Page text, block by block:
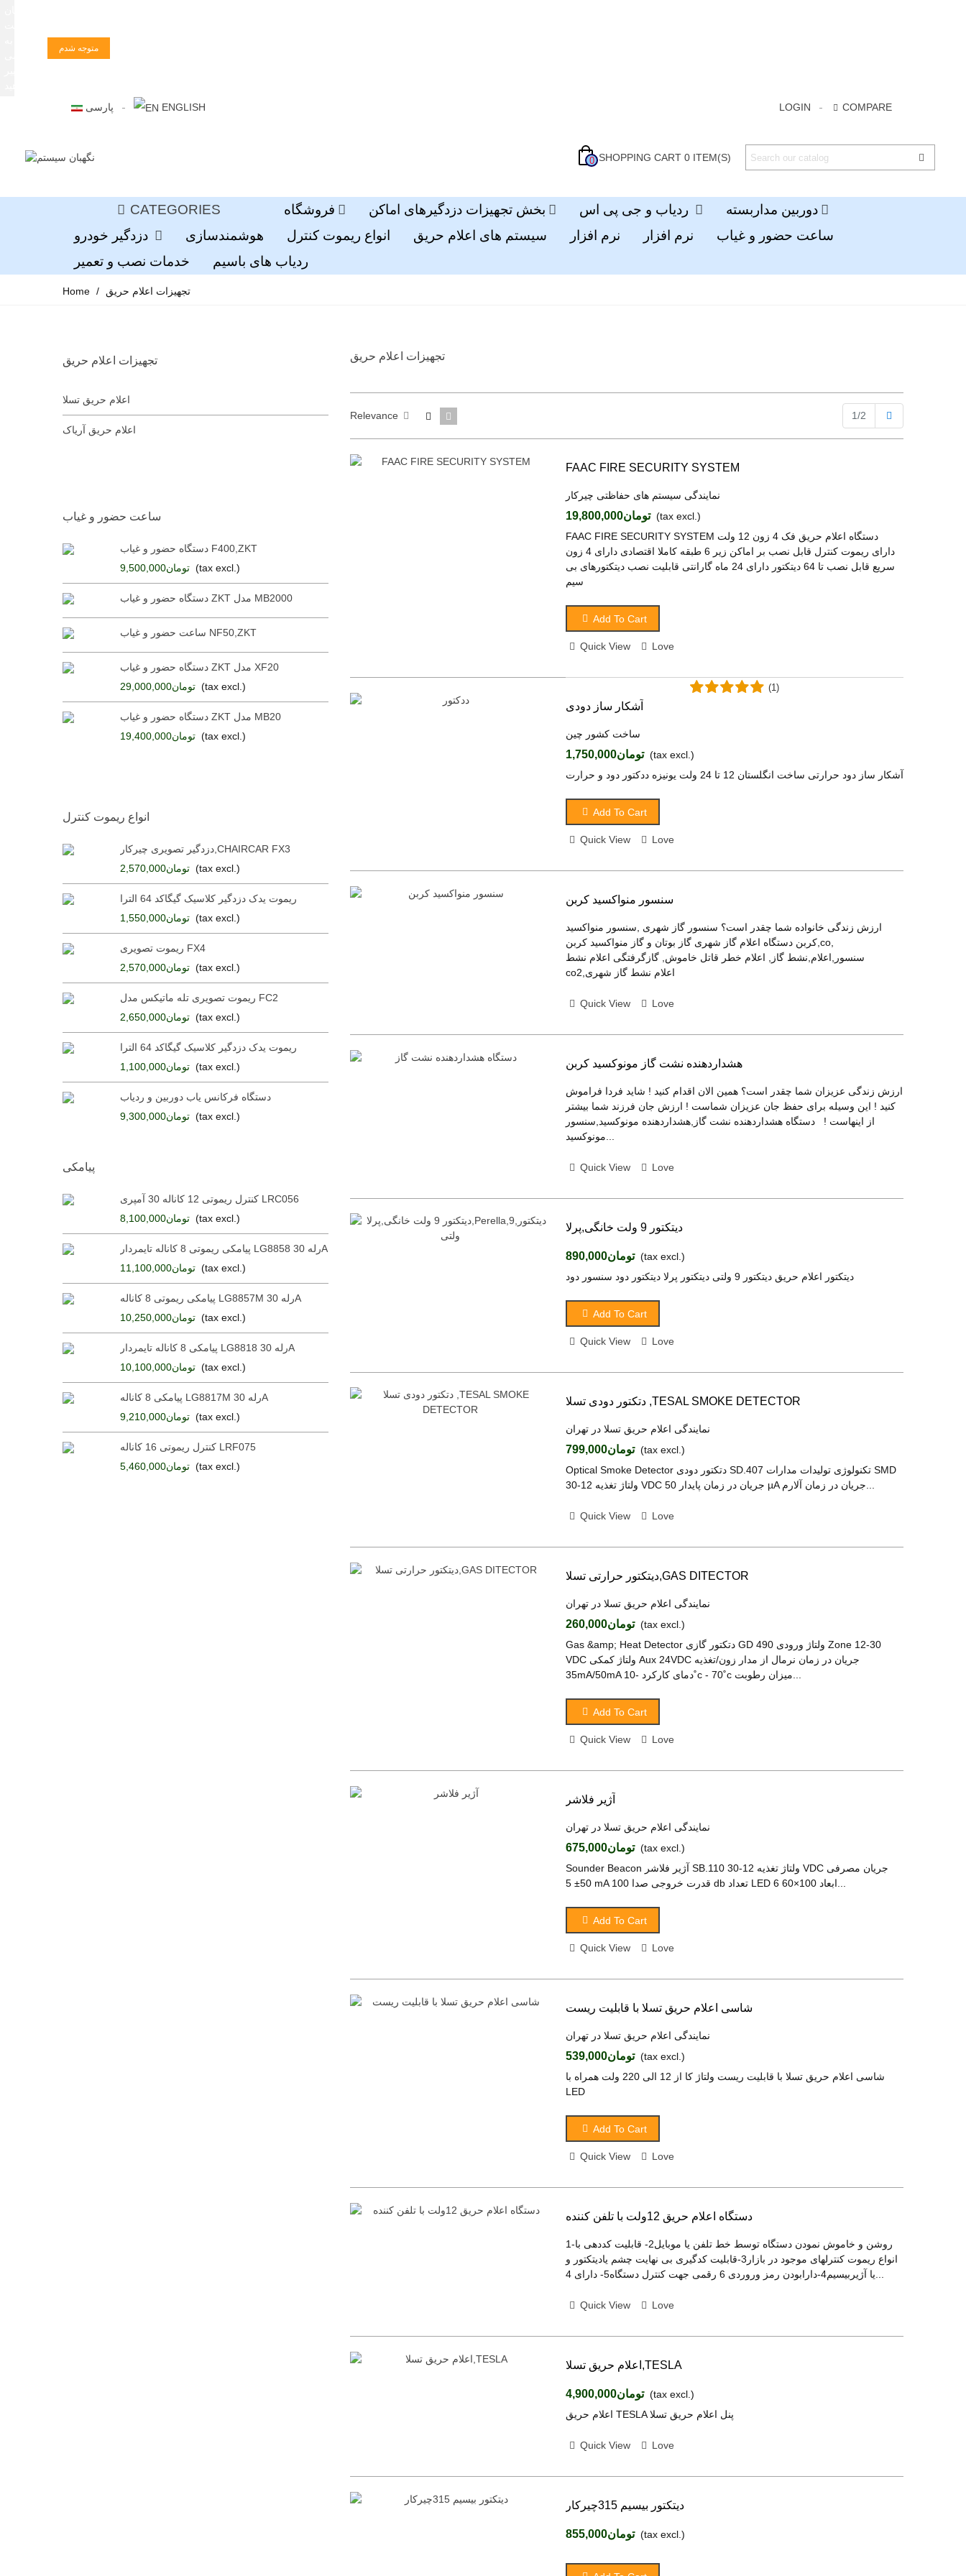
متوجه شدم
پارسی ENGLISH LOGIN COMPARE
0 SHOPPING CART 0 ITEM(S)
CATEGORIES فروشگاه بخش تجهیزات دزدگیرهای اماکن
دوربین مداربسته
هوشمندسازی انواع ریموت کنترل سیستم های اعلام حریق نرم افزار نرم افزار
ساعت حضور و غیاب
خدمات نصب و تعمیر
ردیاب های باسیم
Home / تجهیزات اعلام حریق
تجهیزات اعلام حریق
اعلام حریق تسلا
اعلام حریق آریاک
ساعت حضور و غیاب
دستگاه حضور و غیاب F400,ZKT
تومان9,500,000 (tax excl.)
دستگاه حضور و غیاب ZKT مدل MB2000
ساعت حضور و غیاب NF50,ZKT
دستگاه حضور و غیاب ZKT مدل XF20
تومان29,000,000 (tax excl.)
دستگاه حضور و غیاب ZKT مدل MB20
تومان19,400,000 (tax excl.)
انواع ریموت کنترل
دزدگیر تصویری چیرکار,CHAIRCAR FX3
تومان2,570,000 (tax excl.)
ریموت یدک دزدگیر کلاسیک گیگاکد 64 الترا
تومان1,550,000 (tax excl.)
ریموت تصویری FX4
تومان2,570,000 (tax excl.)
ریموت تصویری تله ماتیکس مدل FC2
تومان2,650,000 (tax excl.)
ریموت یدک دزدگیر کلاسیک گیگاکد 64 الترا
تومان1,100,000 (tax excl.)
دستگاه فرکانس یاب دوربین و ردیاب
تومان9,300,000 (tax excl.)
تومان3,300,000 (tax excl.)
ریموت دزدگیر فایروال
پیامکی
کنترل ریموتی 12 کاناله 30 آمپری LRC056
تومان8,100,000 (tax excl.)
پیامکی ریموتی 8 کاناله تایمردار LG8858 رله 30A
تومان11,100,000 (tax excl.)
پیامکی ریموتی 8 کاناله LG8857M رله 30A
تومان10,250,000 (tax excl.)
پیامکی 8 کاناله تایمردار LG8818 رله 30A
تومان10,100,000 (tax excl.)
پیامکی 8 کاناله LG8817M رله 30A
تومان9,210,000 (tax excl.)
کنترل ریموتی 16 کاناله LRF075
تومان5,460,000 (tax excl.)
کنترل ریموتی 12 کانال LRC055
تومان4,270,000 (tax excl.)
کنترل پیامکی 16 کاناله تایمردار LGFF12
تومان9,970,000
(tax excl.)
تجهیزات اعلام حریق
Relevance 1/2
FAAC FIRE SECURITY SYSTEM
نمایندگی سیستم های حفاظتی چیرکار
تومان19,800,000 (tax excl.)
FAAC FIRE SECURITY SYSTEM دستگاه اعلام حریق فک 4 زون 12 ولت
دارای ریموت کنترل قابل نصب بر اماکن زیر 6 طبقه کاملا اقتصادی دارای 4 زون
سریع قابل نصب تا 64 دیتکتور دارای 24 ماه گارانتی قابلیت نصب دیتکتورهای بی
Add To Cart
Quick View Love
آشکار ساز دودی
ساخت کشور چین
تومان1,750,000 (tax excl.)
(1)
آشکار ساز دود حرارتی ساخت انگلستان 12 تا 24 ولت یونیزه ددکتور دود و حرارت
Add To Cart
Quick View Love
سنسور منواکسید کربن
ارزش زندگی خانواده شما چقدر است؟ سنسور گاز شهری ,سنسور منواکسید
کربن دستگاه اعلام گاز شهری گاز بوتان و گاز منواکسید کربن,co,
سنسور,اعلام,نشط گاز, اعلام خطر قاتل خاموش, گازگرفتگی اعلام نشط
Quick View Love
هشداردهنده نشت گاز مونوكسيد کربن
ارزش زندگی عزیزان شما چقدر است؟ همین الان اقدام کنید ! شاید فردا فراموش
کنید ! این وسیله برای حفظ جان عزیزان شماست ! ارزش جان فرزند شما بیشتر
از اینهاست ! دستگاه هشداردهنده نشت گاز,هشداردهنده مونوكسيد,سنسور
Quick View Love
دیتکتور 9 ولت خانگی,پرلا
تومان890,000 (tax excl.)
دیتکتور اعلام حریق دیتکتور 9 ولتی دیتکتور پرلا دیتکتور دود سنسور دود
Add To Cart
Quick View Love
دتکتور دودی تسلا ,TESAL SMOKE DETECTOR
نمایندگی اعلام حریق تسلا در تهران
تومان799,000 (tax excl.)
Optical Smoke Detector دتکتور دودی SD.407 تکنولوژی تولیدات مدارات SMD
Quick View Love
دیتکتور حرارتی تسلا,GAS DITECTOR
نمایندگی اعلام حریق تسلا در تهران
تومان260,000 (tax excl.)
Gas &amp; Heat Detector دتکتور گازی GD 490 ولتاژ ورودی Zone 12-30
VDC ولتاژ کمکی Aux 24VDC جریان در زمان نرمال از مدار زون/تغذیه
Add To Cart
Quick View Love
آژیر فلاشر
نمایندگی اعلام حریق تسلا در تهران
تومان675,000 (tax excl.)
Sounder Beacon آژیر فلاشر SB.110 ولتاژ تغذیه 12-30 VDC جریان مصرفی
Add To Cart
Quick View Love
شاسی اعلام حریق تسلا با قابلیت ریست
نمایندگی اعلام حریق تسلا در تهران
تومان539,000 (tax excl.)
شاسی اعلام حریق تسلا با قابلیت ریست ولتاژ کا از 12 الی 220 ولت همراه با
LED
Add To Cart
Quick View Love
دستگاه اعلام حریق 12ولت با تلفن کننده
1-روشن و خاموش نمودن دستگاه توسط خط تلفن یا موبایل2- قابلیت کددهی با
انواع ریموت کنترلهای موجود در بازار3-قابلیت کدگیری بی نهایت چشم یادیتکتور و
Quick View Love
اعلام حریق تسلا,TESLA
تومان4,900,000 (tax excl.)
Quick View Love
دیتکتور بیسیم 315چیرکار
تومان855,000 (tax excl.)